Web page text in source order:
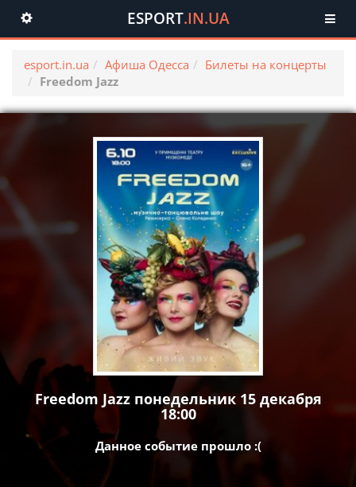
Toggle
navigation
ESPORT.IN.UA
esport.in.ua Афиша Одесса
Билеты на концерты
Freedom Jazz
Freedom Jazz понедельник 15 декабря
18:00
Данное событие прошло :(